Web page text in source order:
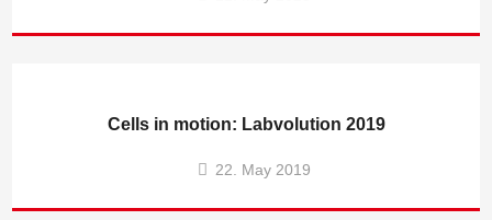
Cells in motion: Labvolution 2019
22. May 2019